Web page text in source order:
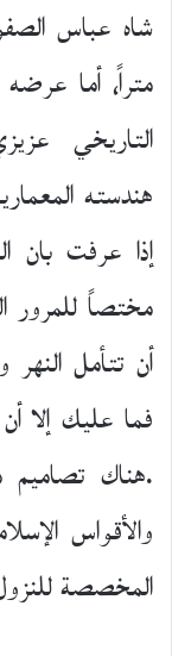
التاريخي
هندسته
إذا عرفت
مختصاً للمرور
أن تتأمل
فما عليك إلا
.هناك
والأقواس
المخصصة